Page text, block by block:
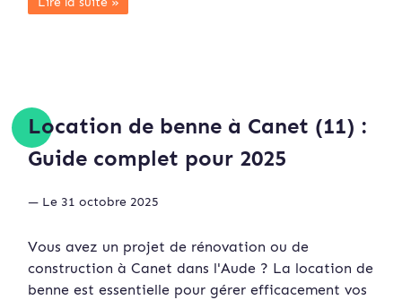
Location de benne à Canet (11) :
Guide complet pour 2025
— Le 31 octobre 2025
Vous avez un projet de rénovation ou de
construction à Canet dans l'Aude ? La location de
benne est essentielle pour gérer efficacement vos